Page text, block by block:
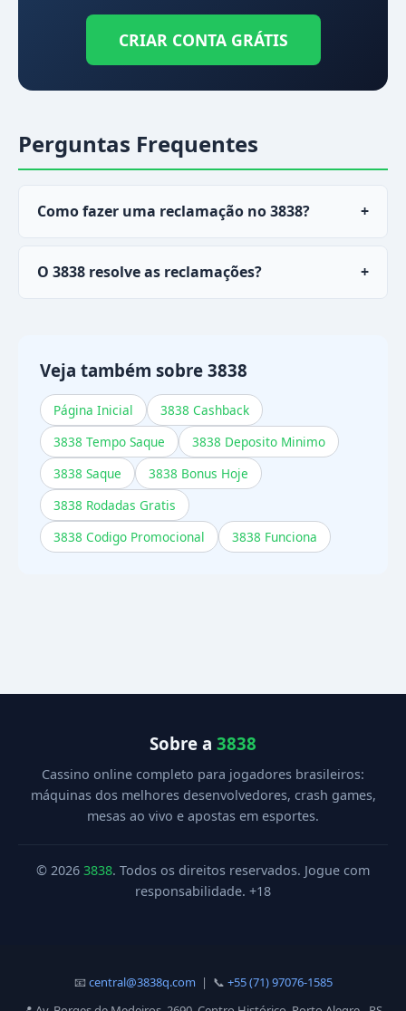
CRIAR CONTA GRÁTIS
Perguntas Frequentes
Como fazer uma reclamação no 3838?
+
móvel, ou envie um email detalhando seu
O 3838 resolve as reclamações?
+
oficiais.
Veja também sobre 3838
Página Inicial
3838 Cashback
3838 Tempo Saque
3838 Deposito Minimo
3838 Saque
3838 Bonus Hoje
3838 Rodadas Gratis
3838 Codigo Promocional
3838 Funciona
Sobre a 3838
Cassino online completo para jogadores brasileiros:
máquinas dos melhores desenvolvedores, crash games,
mesas ao vivo e apostas em esportes.
© 2026 3838. Todos os direitos reservados. Jogue com
responsabilidade. +18
📧central@3838q.com | 📞 +55 (71) 97076-1585